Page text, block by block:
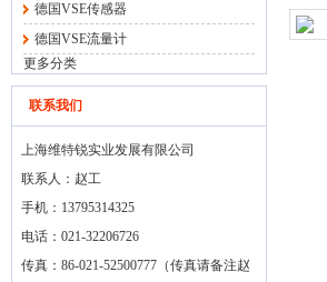
德国VSE传感器
德国VSE流量计
更多分类
联系我们
上海维特锐实业发展有限公司
联系人：赵工
手机：13795314325
电话：021-32206726
传真：86-021-52500777（传真请备注赵